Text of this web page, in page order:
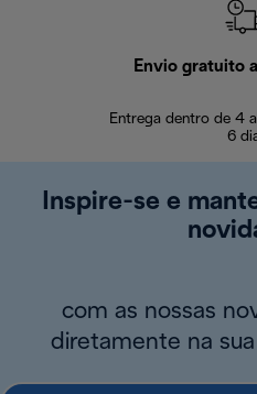
Envio gratuito
Entrega dentro de 4
6
Inspire-se e
com as nossas
diretamente na